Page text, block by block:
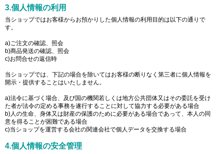
3.個人情報の利用
当ショップではお客様からお預かりした個人情報の利用目的は以下の通りで
す。
a)ご注文の確認、照会
b)商品発送の確認、照会
c)お問合せの返信時
当ショップでは、下記の場合を除いてはお客様の断りなく第三者に個人情報を
開示・提供することはいたしません。
a)法令に基づく場合、及び国の機関若しくは地方公共団体又はその委託を受け
た者が法令の定める事務を遂行することに対して協力する必要がある場合
b)人の生命、身体又は財産の保護のために必要がある場合であって、本人の同
意を得ることが困難である場合
c)当ショップを運営する会社の関連会社で個人データを交換する場合
4.個人情報の安全管理